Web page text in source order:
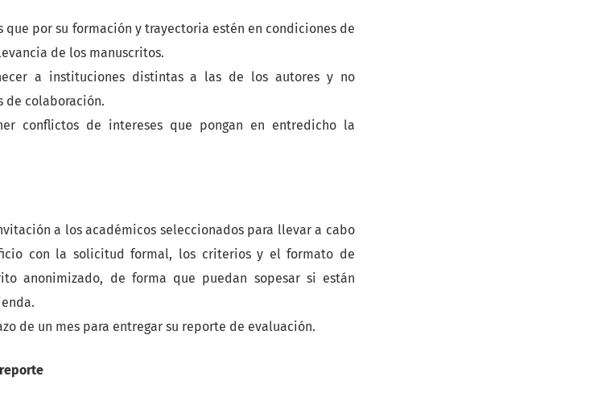
que por su formación y trayectoria estén en condiciones de
de los manuscritos.
a instituciones distintas a las de los autores y no
de colaboración.
conflictos de intereses que pongan en entredicho la
a los académicos seleccionados para llevar a cabo
con la solicitud formal, los criterios y el formato de
anonimizado, de forma que puedan sopesar si están
de un mes para entregar su reporte de evaluación.